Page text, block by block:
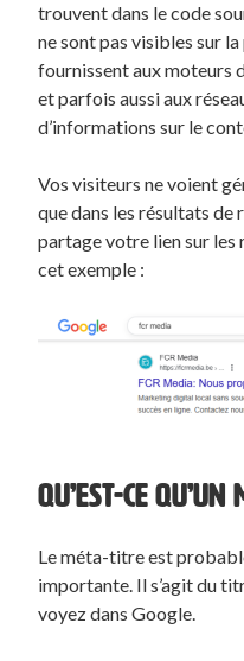
trouvent dans le code
ne sont pas visibles sur
fournissent aux moteurs
et parfois aussi aux
d’informations sur le
Vos visiteurs ne voient
que dans les résultats de
partage votre lien sur les
cet exemple :
QU’EST-CE
Le méta-titre est
importante. Il s’agit du
voyez dans Google.